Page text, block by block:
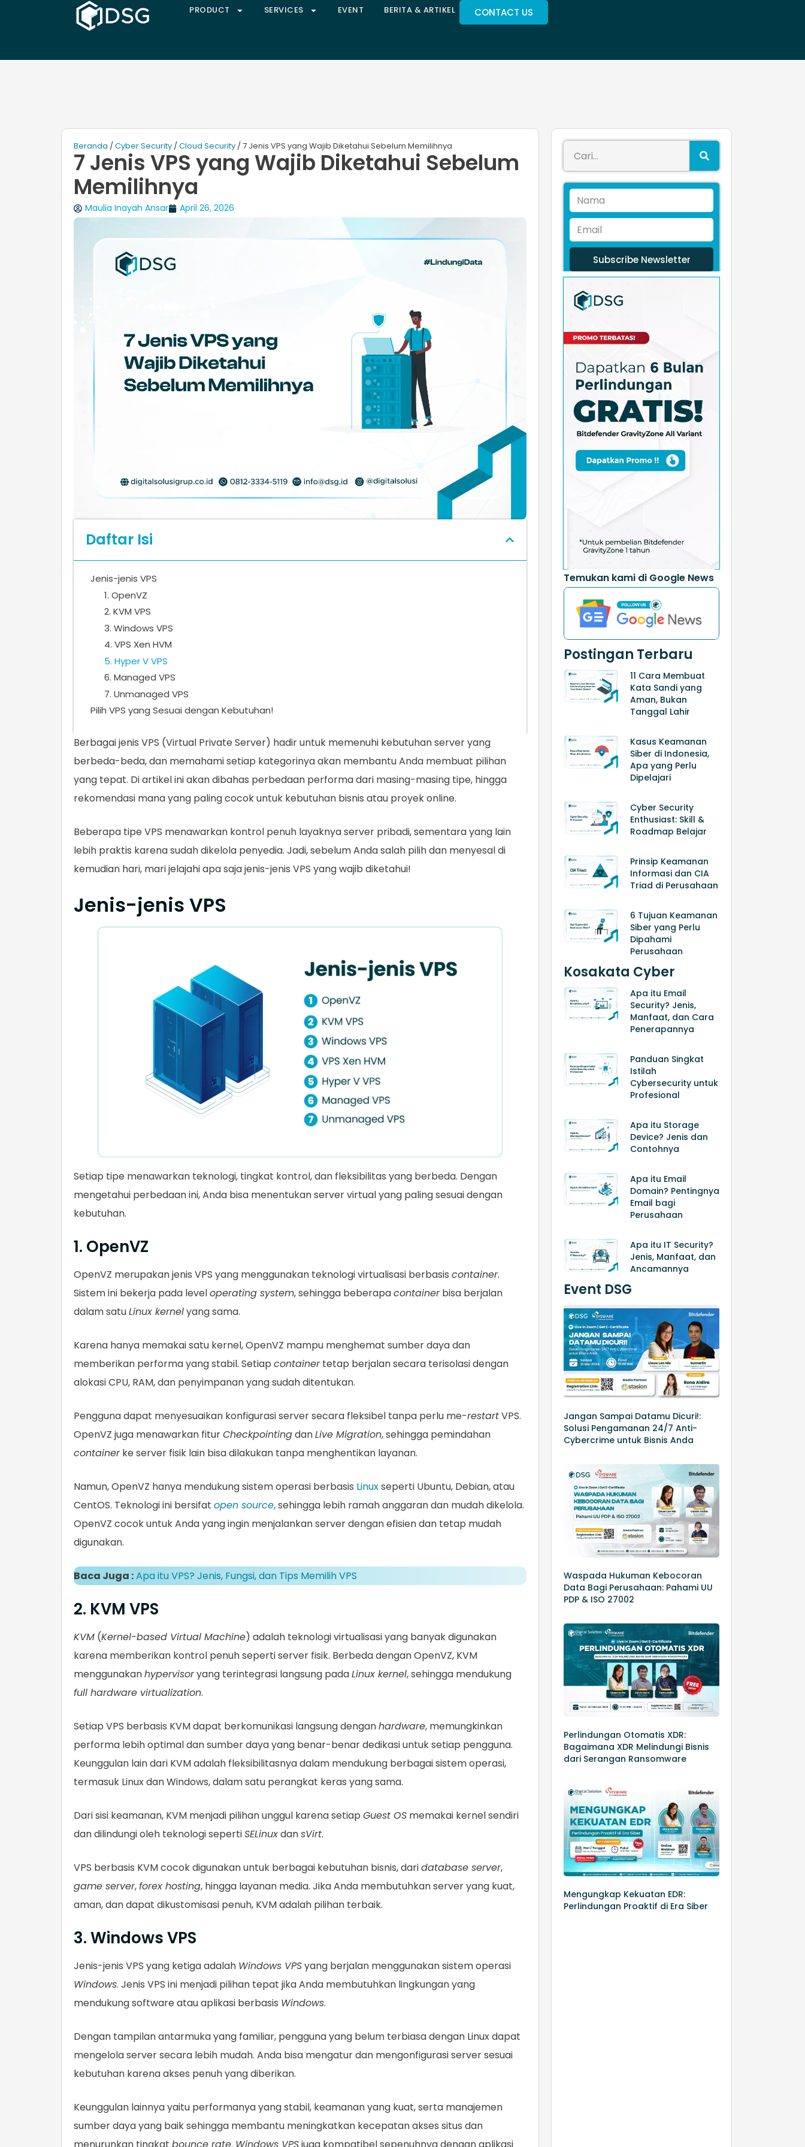
PRODUCT SERVICES EVENT BERITA & ARTIKEL CONTACT US
Beranda /Cyber Security /Cloud Security / 7 Jenis VPS yang Wajib Diketahui Sebelum Memilihnya
7 Jenis VPS yang Wajib Diketahui Sebelum
Memilihnya
Maulia Inayah Ansar April 26, 2026
Daftar Isi
Jenis-jenis VPS
1. OpenVZ
2. KVM VPS
3. Windows VPS
4. VPS Xen HVM
5. Hyper V VPS
6. Managed VPS
7. Unmanaged VPS
Pilih VPS yang Sesuai dengan Kebutuhan!
Berbagai jenis VPS (Virtual Private Server) hadir untuk memenuhi kebutuhan server yang
berbeda-beda, dan memahami setiap kategorinya akan membantu Anda membuat pilihan
yang tepat. Di artikel ini akan dibahas perbedaan performa dari masing-masing tipe, hingga
rekomendasi mana yang paling cocok untuk kebutuhan bisnis atau proyek online.
Beberapa tipe VPS menawarkan kontrol penuh layaknya server pribadi, sementara yang lain
lebih praktis karena sudah dikelola penyedia. Jadi, sebelum Anda salah pilih dan menyesal di
kemudian hari, mari jelajahi apa saja jenis-jenis VPS yang wajib diketahui!
Jenis-jenis VPS
Setiap tipe menawarkan teknologi, tingkat kontrol, dan fleksibilitas yang berbeda. Dengan
mengetahui perbedaan ini, Anda bisa menentukan server virtual yang paling sesuai dengan
kebutuhan.
1. OpenVZ
OpenVZ merupakan jenis VPS yang menggunakan teknologi virtualisasi berbasis container.
Sistem ini bekerja pada leveloperating system, sehingga beberapacontainerbisa berjalan
dalam satuLinux kernelyang sama.
Karena hanya memakai satu kernel, OpenVZ mampu menghemat sumber daya dan
memberikan performa yang stabil. Setiap containertetap berjalan secara terisolasi dengan
alokasi CPU, RAM, dan penyimpanan yang sudah ditentukan.
Pengguna dapat menyesuaikan konfigurasi server secara fleksibel tanpa perlu me-restartVPS.
OpenVZ juga menawarkan fiturCheckpointingdanLive Migration, sehingga pemindahan
containerke server fisik lain bisa dilakukan tanpa menghentikan layanan.
Namun, OpenVZ hanya mendukung sistem operasi berbasis Linuxseperti Ubuntu, Debian, atau
CentOS. Teknologi ini bersifat open source, sehingga lebih ramah anggaran dan mudah dikelola.
OpenVZ cocok untuk Anda yang ingin menjalankan server dengan efisien dan tetap mudah
digunakan.
Baca Juga :Apa itu VPS? Jenis, Fungsi, dan Tips Memilih VPS
2. KVM VPS
KVM (Kernel-based Virtual Machine) adalah teknologi virtualisasi yang banyak digunakan
karena memberikan kontrol penuh seperti server fisik. Berbeda dengan OpenVZ, KVM
menggunakanhypervisoryang terintegrasi langsung padaLinux kernel, sehingga mendukung
full hardware virtualization.
Setiap VPS berbasis KVM dapat berkomunikasi langsung denganhardware, memungkinkan
performa lebih optimal dan sumber daya yang benar-benar dedikasi untuk setiap pengguna.
Keunggulan lain dari KVM adalah fleksibilitasnya dalam mendukung berbagai sistem operasi,
termasuk Linux dan Windows, dalam satu perangkat keras yang sama.
Dari sisi keamanan, KVM menjadi pilihan unggul karena setiap Guest OS memakai kernel sendiri
dan dilindungi oleh teknologi sepertiSELinuxdansVirt.
VPS berbasis KVM cocok digunakan untuk berbagai kebutuhan bisnis, daridatabase server,
game server,forex hosting, hingga layanan media. Jika Anda membutuhkan server yang kuat,
aman, dan dapat dikustomisasi penuh, KVM adalah pilihan terbaik.
3. Windows VPS
Jenis-jenis VPS yang ketiga adalah Windows VPSyang berjalan menggunakan sistem operasi
Windows. Jenis VPS ini menjadi pilihan tepat jika Anda membutuhkan lingkungan yang
mendukung software atau aplikasi berbasis Windows.
Dengan tampilan antarmuka yang familiar, pengguna yang belum terbiasa dengan Linux dapat
mengelola server secara lebih mudah. Anda bisa mengatur dan mengonfigurasi server sesuai
kebutuhan karena akses penuh yang diberikan.
Keunggulan lainnya yaitu performanya yang stabil, keamanan yang kuat, serta manajemen
sumber daya yang baik sehingga membantu meningkatkan kecepatan akses situs dan
Subscribe Newsletter
Temukan kami di Google News
Postingan Terbaru
11 Cara Membuat
Kata Sandi yang
Aman, Bukan
Tanggal Lahir
Kasus Keamanan
Siber di Indonesia,
Apa yang Perlu
Dipelajari
Cyber Security
Enthusiast: Skill &
Roadmap Belajar
Prinsip Keamanan
Informasi dan CIA
Triad di Perusahaan
6 Tujuan Keamanan
Siber yang Perlu
Dipahami
Perusahaan
Kosakata Cyber
Apa itu Email
Security? Jenis,
Manfaat, dan Cara
Penerapannya
Panduan Singkat
Istilah
Cybersecurity untuk
Profesional
Apa itu Storage
Device? Jenis dan
Contohnya
Apa itu Email
Domain? Pentingnya
Email bagi
Perusahaan
Apa itu IT Security?
Jenis, Manfaat, dan
Ancamannya
Event DSG
Jangan Sampai Datamu Dicuri!:
Solusi Pengamanan 24/7 Anti-
Cybercrime untuk Bisnis Anda
Waspada Hukuman Kebocoran
Data Bagi Perusahaan: Pahami UU
PDP & ISO 27002
Perlindungan Otomatis XDR:
Bagaimana XDR Melindungi Bisnis
dari Serangan Ransomware
Mengungkap Kekuatan EDR:
Perlindungan Proaktif di Era Siber